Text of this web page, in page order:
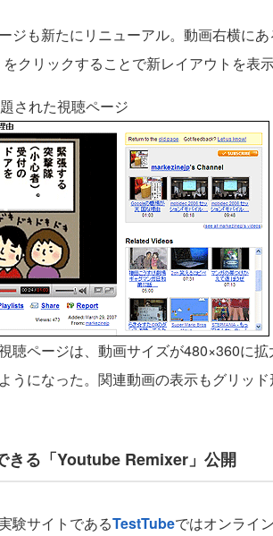
ジも新たにリニューアル。動画右横に
クリックすることで新レイアウトを表示
された視聴ページ
聴ページは、動画サイズが480×360に
うになった。関連動画の表示もグリッド
きる「Youtube Remixer」公開
験サイトであるTestTubeではオンライ